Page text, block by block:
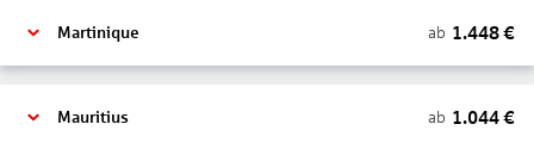
Martinique ab 1.448€
Mauritius ab 1.044€